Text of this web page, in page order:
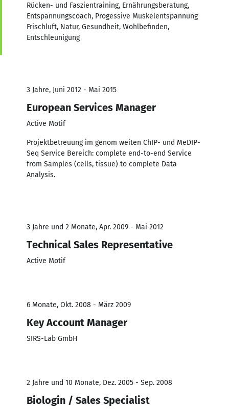
Rücken- und Faszientraining, Ernährungsberatung,
Entspannungscoach, Progessive Muskelentspannung
Frischluft, Natur, Gesundheit, Wohlbefinden,
Entschleunigung
3 Jahre, Juni 2012 - Mai 2015
European Services Manager
Active Motif
Projektbetreuung im genom weiten ChIP- und MeDIP-
Seq Service Bereich: complete end-to-end Service
from Samples (cells, tissue) to complete Data
Analysis.
3 Jahre und 2 Monate, Apr. 2009 - Mai 2012
Technical Sales Representative
Active Motif
6 Monate, Okt. 2008 - März 2009
Key Account Manager
SIRS-Lab GmbH
2 Jahre und 10 Monate, Dez. 2005 - Sep. 2008
Biologin / Sales Specialist